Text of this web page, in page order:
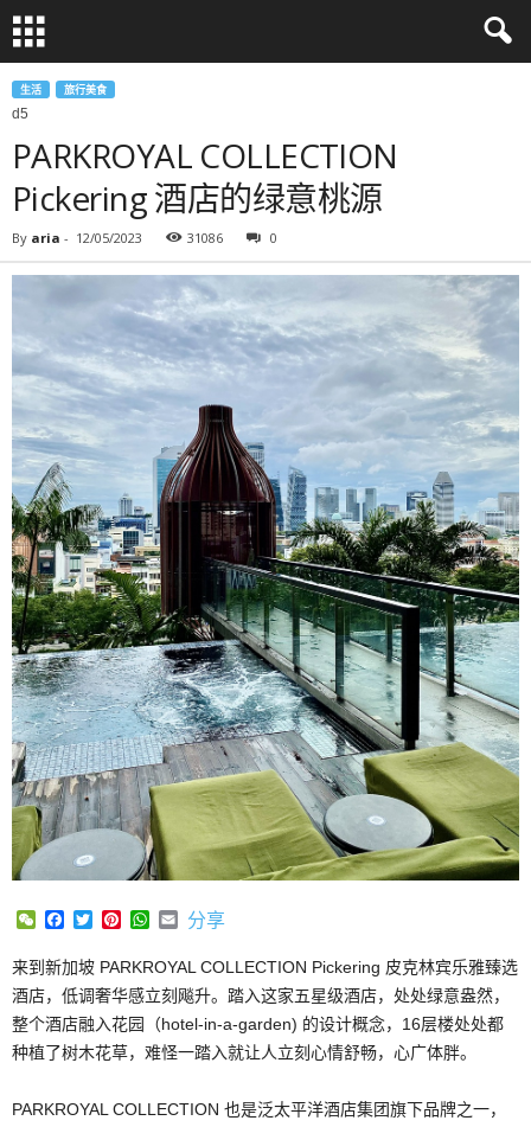
生活 旅行美食
d5
PARKROYAL COLLECTION
Pickering 酒店的绿意桃源
By aria - 12/05/2023 31086 0
WeChatFacebook
TwitterPinterest
WhatsApp
Email
分享
来到新加坡 PARKROYAL COLLECTION Pickering 皮克林宾乐雅臻选
酒店，低调奢华感立刻飚升。踏入这家五星级酒店，处处绿意盎然，
整个酒店融入花园（hotel-in-a-garden) 的设计概念，16层楼处处都
种植了树木花草，难怪一踏入就让人立刻心情舒畅，心广体胖。
PARKROYAL COLLECTION 也是泛太平洋酒店集团旗下品牌之一，